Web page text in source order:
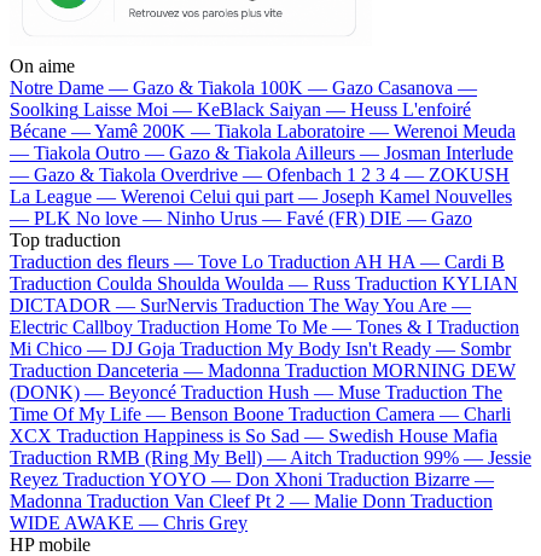
On aime
Notre Dame — Gazo & Tiakola 100K — Gazo Casanova —
Soolking Laisse Moi — KeBlack Saiyan — Heuss L'enfoiré
Bécane —Yamê 200K — Tiakola Laboratoire — Werenoi Meuda
— Tiakola Outro — Gazo & Tiakola Ailleurs — Josman Interlude
— Gazo & Tiakola Overdrive — Ofenbach 1 2 3 4 — ZOKUSH
La League — Werenoi Celui qui part — Joseph Kamel Nouvelles
— PLK No love — Ninho Urus — Favé (FR) DIE — Gazo
Top traduction
Traduction des fleurs — Tove Lo Traduction AH HA — Cardi B
Traduction Coulda Shoulda Woulda — Russ Traduction KYLIAN
DICTADOR — SurNervis Traduction The Way You Are —
Electric Callboy Traduction Home To Me — Tones & I Traduction
Mi Chico — DJ Goja Traduction My Body Isn't Ready — Sombr
Traduction Danceteria — Madonna Traduction MORNING DEW
(DONK) — Beyoncé Traduction Hush — Muse Traduction The
Time Of My Life — Benson Boone Traduction Camera — Charli
XCX Traduction Happiness is So Sad — Swedish House Mafia
Traduction RMB (Ring My Bell) — Aitch Traduction 99% — Jessie
Reyez Traduction YOYO — Don Xhoni Traduction Bizarre —
Madonna Traduction Van Cleef Pt 2 — Malie Donn Traduction
WIDE AWAKE — Chris Grey
HP mobile